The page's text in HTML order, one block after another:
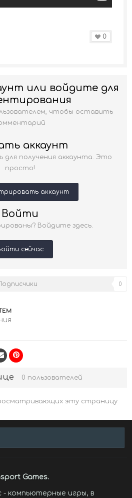
0
или войдите для
чтобы оставить
аккаунт
для получения аккаунта. Это
просто!
аккаунт
Войти
Войдите здесь.
сейчас
Подписчики 0
0 пользователей
эту страницу
Games.
компьютерные игры, в